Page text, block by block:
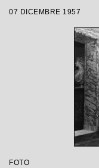
Gianandrea
Margherita
07 DICEMBRE 1957
FOTO